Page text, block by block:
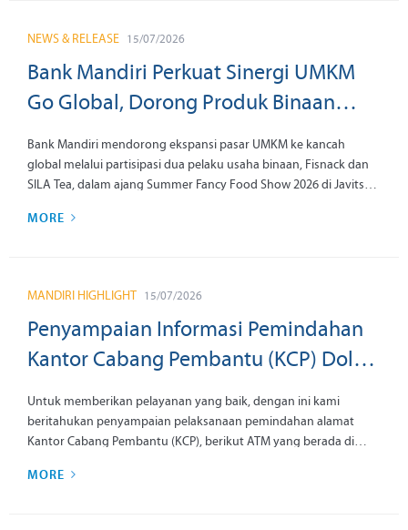
NEWS & RELEASE 15/07/2026
Bank Mandiri Perkuat Sinergi UMKM
Go Global, Dorong Produk Binaan
Masuk Pasar Internasional
Bank Mandiri mendorong ekspansi pasar UMKM ke kancah
global melalui partisipasi dua pelaku usaha binaan, Fisnack dan
SILA Tea, dalam ajang Summer Fancy Food Show 2026 di Javits
President (SVP) Micro Development & Agent Banking Bank
internasional guna membentuk pelaku usaha yang tangguh dan
MORE
MANDIRI HIGHLIGHT 15/07/2026
Penyampaian Informasi Pemindahan
Kantor Cabang Pembantu (KCP) Dolok
Masihul dan KCP Tangerang Bintaro
Jaya Xchange tanggal 18 Agustus 2026
Untuk memberikan pelayanan yang baik, dengan ini kami
beritahukan penyampaian pelaksanaan pemindahan alamat
Kantor Cabang Pembantu (KCP), berikut ATM yang berada di
MORE